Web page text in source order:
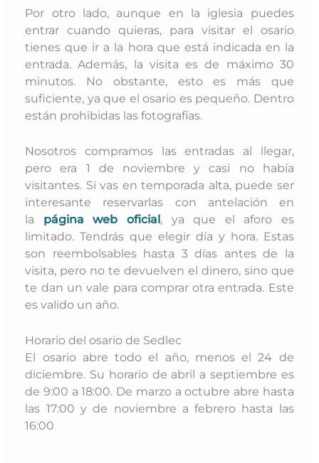
Por otro lado, aunque en la iglesia puedes
entrar cuando quieras, para visitar el osario
tienes que ir a la hora que está indicada en la
entrada. Además, la visita es de máximo 30
minutos. No obstante, esto es más que
suficiente, ya que el osario es pequeño. Dentro
están prohibidas las fotografías.
Nosotros compramos las entradas al llegar,
pero era 1 de noviembre y casi no había
visitantes. Si vas en temporada alta, puede ser
interesante reservarlas con antelación en
la página web oficial, ya que el aforo es
limitado. Tendrás que elegir día y hora. Estas
son reembolsables hasta 3 días antes de la
visita, pero no te devuelven el dinero, sino que
te dan un vale para comprar otra entrada. Este
es valido un año.
Horario del osario de Sedlec
El osario abre todo el año, menos el 24 de
diciembre. Su horario de abril a septiembre es
de 9:00 a 18:00. De marzo a octubre abre hasta
las 17:00 y de noviembre a febrero hasta las
16:00